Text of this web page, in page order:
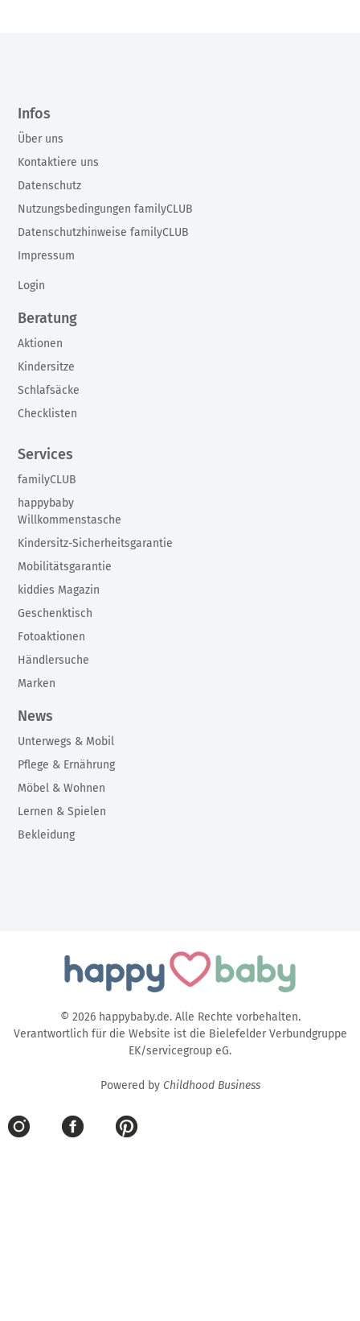
Beratung
Aktionen
Kindersitze
Schlafsäcke
Checklisten
Services
familyCLUB
happybaby
Willkommenstasche
Kindersitz-Sicherheitsgarantie
Mobilitätsgarantie
kiddies Magazin
Geschenktisch
Fotoaktionen
Händlersuche
Marken
News
Unterwegs & Mobil
Pflege & Ernährung
Möbel & Wohnen
Lernen & Spielen
Bekleidung
Infos
Über uns
Kontaktiere uns
Datenschutz
Nutzungsbedingungen familyCLUB
Datenschutzhinweise familyCLUB
Impressum
Login
© 2026 happybaby.de. Alle Rechte vorbehalten.
Verantwortlich für die Website ist die Bielefelder Verbundgruppe
EK/servicegroup eG.
Powered by Childhood Business